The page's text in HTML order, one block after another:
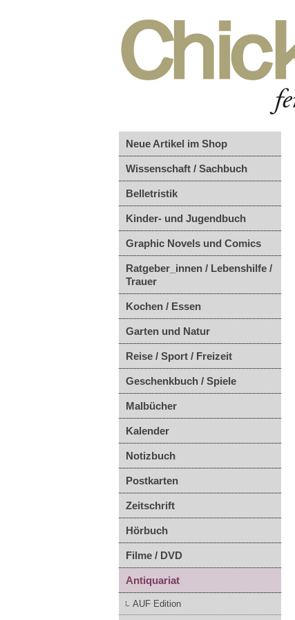
Neue Artikel im Shop
Wissenschaft / Sachbuch
Belletristik
Kinder- und Jugendbuch
Graphic Novels und Comics
Ratgeber_innen / Lebenshilfe /
Trauer
Kochen / Essen
Garten und Natur
Reise / Sport / Freizeit
Geschenkbuch / Spiele
Malbücher
Kalender
Notizbuch
Postkarten
Zeitschrift
Hörbuch
Filme / DVD
Antiquariat
AUF Edition